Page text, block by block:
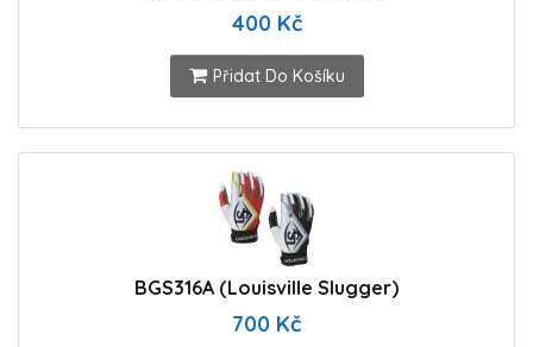
400 Kč
Přidat Do Košíku
BGS316A (Louisville Slugger)
700 Kč